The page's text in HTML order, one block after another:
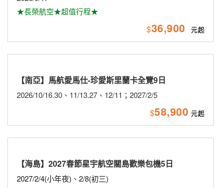
★長榮航空★超值行程★
$36,900
【南亞】馬航愛馬仕-珍愛斯里蘭卡全覽9日
2026/10/16.30、11/13.27、12/11；2027/2/5
$58,900
【海島】2027春節星宇航空關島歡樂包機5日
2027/2/4(小年夜)、2/8(初三)